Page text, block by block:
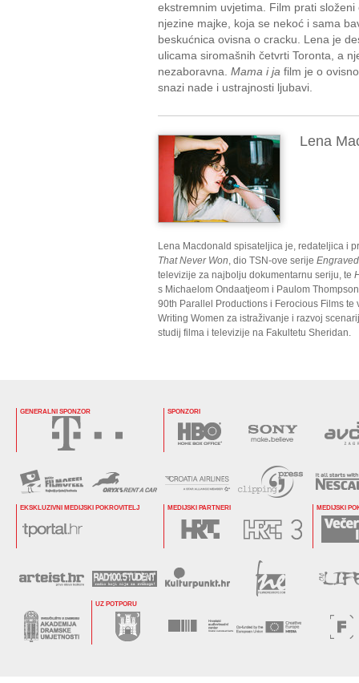
ekstremnim uvjetima. Film prati
njezine majke, koja se nekoć i sama
beskućnica ovisna o cracku. Lena je
ulicama siromašnih četvrti Toronta, a
nezaboravna. Mama i ja film je o
snazi nade i ustrajnosti ljubavi.
Lena
Lena Macdonald spisateljica je, redateljica i
That Never Won, dio TSN-ove serije
televizije za najbolju dokumentarnu seriju, te
s Michaelom Ondaatjeom i Paulom
90th Parallel Productions i Ferocious Films
Writing Women za istraživanje i razvoj
studij filma i televizije na Fakultetu Sheridan.
GENERALNI SPONZOR SPONZORI
EKSKLUZIVNI MEDIJSKI POKROVITELJ MEDIJSKI PARTNERI MEDIJSKI
UZ POTPORU